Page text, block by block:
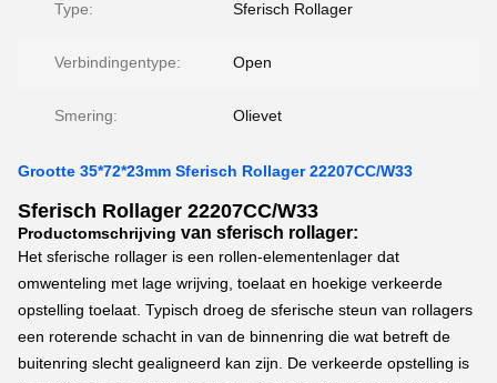
Type: Sferisch Rollager
Verbindingentype: Open
Smering: Olievet
Grootte 35*72*23mm Sferisch Rollager 22207CC/W33
Sferisch Rollager 22207CC/W33
Productomschrijving van sferisch rollager:
Het sferische rollager is een rollen-elementenlager dat
omwenteling met lage wrijving, toelaat en hoekige verkeerde
opstelling toelaat. Typisch droeg de sferische steun van rollagers
een roterende schacht in van de binnenring die wat betreft de
buitenring slecht gealigneerd kan zijn. De verkeerde opstelling is